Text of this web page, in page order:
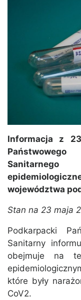
Informacja z
województwa
Stan na 23 maja
Podkarpacki
Sanitarny
obejmuje na
które były
CoV2.